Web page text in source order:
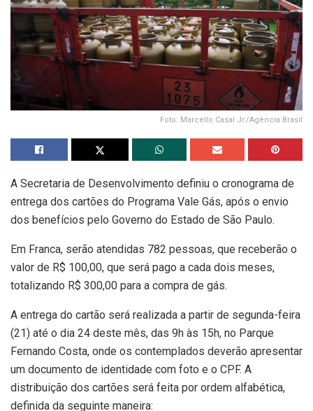
Foto: Marcello Casal Jr./Agência Brasil
A Secretaria de Desenvolvimento definiu o cronograma de
entrega dos cartões do Programa Vale Gás, após o envio
dos benefícios pelo Governo do Estado de São Paulo.
Em Franca, serão atendidas 782 pessoas, que receberão o
valor de R$ 100,00, que será pago a cada dois meses,
totalizando R$ 300,00 para a compra de gás.
A entrega do cartão será realizada a partir de segunda-feira
(21) até o dia 24 deste mês, das 9h às 15h, no Parque
Fernando Costa, onde os contemplados deverão apresentar
um documento de identidade com foto e o CPF. A
distribuição dos cartões será feita por ordem alfabética,
definida da seguinte maneira: